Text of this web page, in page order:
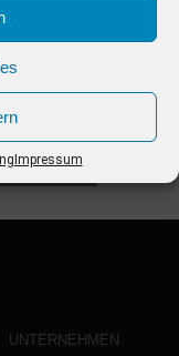
Impressum
UNTERNEHMEN